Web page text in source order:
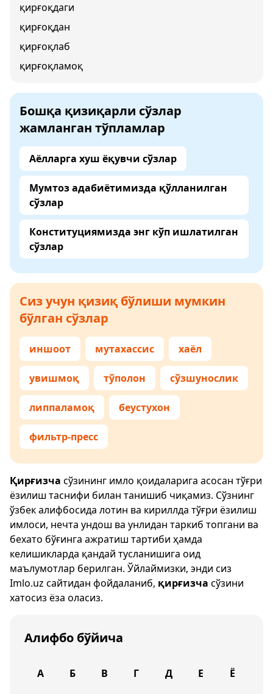
қирғоқдаги
қирғоқдан
қирғоқлаб
қирғоқламоқ
Бошқа қизиқарли сўзлар
жамланган тўпламлар
Аёлларга хуш ёқувчи сўзлар
Мумтоз адабиётимизда қўлланилган
сўзлар
Конституциямизда энг кўп ишлатилган
сўзлар
Сиз учун қизиқ бўлиши мумкин
бўлган сўзлар
иншоот мутахассис хаёл
увишмоқ тўполон сўзшунослик
липпаламоқ беустухон
фильтр-пресс
Қирғизча сўзининг имло қоидаларига асосан тўғри
ёзилиш таснифи билан танишиб чиқамиз. Сўзнинг
ўзбек алифбосида лотин ва кириллда тўғри ёзилиш
имлоси, нечта ундош ва унлидан таркиб топгани ва
бехато бўғинга ажратиш тартиби ҳамда
келишикларда қандай тусланишига оид
маълумотлар берилган. Ўйлаймизки, энди сиз
Imlo.uz сайтидан фойдаланиб, қирғизча сўзини
хатосиз ёза оласиз.
Алифбо бўйича
А Б В Г Д Е Ё